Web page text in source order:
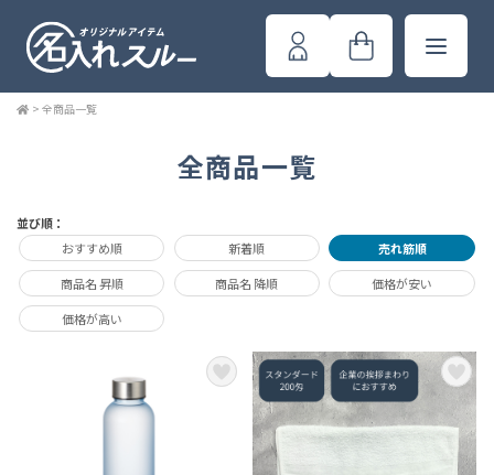
> 全商品一覧
全商品一覧
並び順：
おすすめ順
新着順 売れ筋順
商品名 昇順 商品名 降順 価格が安い
価格が高い